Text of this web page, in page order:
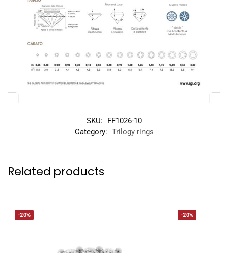
SKU:
FF1026-10
Category: Trilogy rings
Related products
-20% -20%